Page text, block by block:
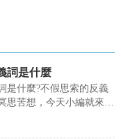
詞是什麼
是什麼?不假思索的反義
思苦想，今天小編就來聊
的反義詞是什麼?接下來